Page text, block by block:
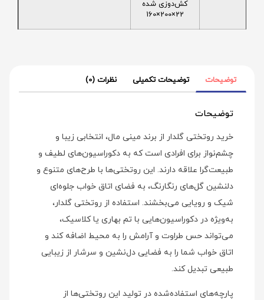
کش‌دوزی شده
22×200×160
توضیحات توضیحات تکمیلی نظرات (0)
توضیحات
خرید روتختی گلدار از برند مینی‌ مال، انتخابی زیبا و
چشم‌نواز برای افرادی است که به دکوراسیون‌های لطیف و
طبیعت‌گرا علاقه دارند. این روتختی‌ها با طرح‌های متنوع و
دلنشین گل‌های رنگارنگ، به فضای اتاق خواب جلوه‌ای
شیک و رویایی می‌بخشند. استفاده از روتختی گلدار،
به‌ویژه در دکوراسیون‌هایی با تم بهاری یا کلاسیک،
می‌تواند حس طراوت و آرامش را به محیط اضافه کند و
اتاق خواب شما را به فضایی دل‌نشین و سرشار از زیبایی
طبیعی تبدیل کند.
پارچه‌های استفاده‌شده در تولید این روتختی‌ها از